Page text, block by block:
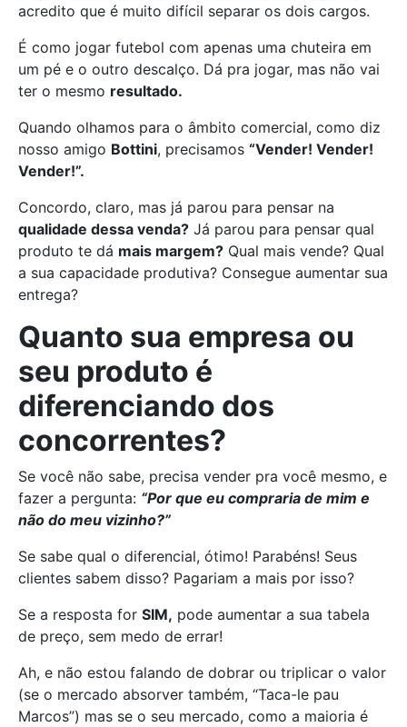
acredito que é muito difícil separar os dois cargos.
É como jogar futebol com apenas uma chuteira em
um pé e o outro descalço. Dá pra jogar, mas não vai
ter o mesmo resultado.
Quando olhamos para o âmbito comercial, como diz
nosso amigo Bottini, precisamos “Vender! Vender!
Vender!”.
Concordo, claro, mas já parou para pensar na
qualidade dessa venda? Já parou para pensar qual
produto te dá mais margem? Qual mais vende? Qual
a sua capacidade produtiva? Consegue aumentar sua
entrega?
Quanto sua empresa ou
seu produto é
diferenciando dos
concorrentes?
Se você não sabe, precisa vender pra você mesmo, e
fazer a pergunta: “Por que eu compraria de mim e
não do meu vizinho?”
Se sabe qual o diferencial, ótimo! Parabéns! Seus
clientes sabem disso? Pagariam a mais por isso?
Se a resposta for SIM, pode aumentar a sua tabela
de preço, sem medo de errar!
Ah, e não estou falando de dobrar ou triplicar o valor
(se o mercado absorver também, “Taca-le pau
Marcos”) mas se o seu mercado, como a maioria é